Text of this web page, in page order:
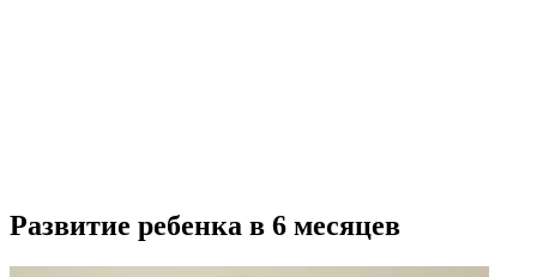
Развитие ребенка в 6 месяцев